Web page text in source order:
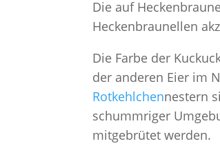
Die auf
Heckenbraunellen
Die Farbe der
der anderen Eier im
Rotkehlchennestern
schummriger
mitgebrütet werden.